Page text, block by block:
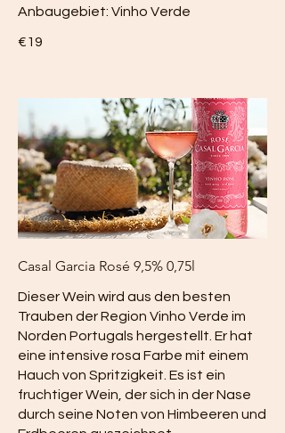
Anbaugebiet: Vinho Verde
€19
Casal Garcia Rosé 9,5% 0,75l
Dieser Wein wird aus den besten
Trauben der Region Vinho Verde im
Norden Portugals hergestellt. Er hat
eine intensive rosa Farbe mit einem
Hauch von Spritzigkeit. Es ist ein
fruchtiger Wein, der sich in der Nase
durch seine Noten von Himbeeren und